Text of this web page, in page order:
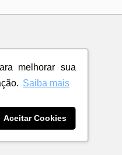
melhorar sua
Saiba mais
Aceitar Cookies